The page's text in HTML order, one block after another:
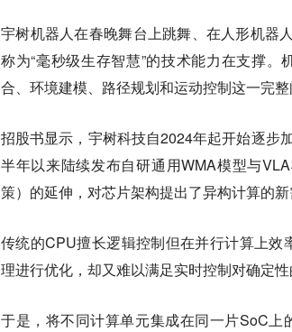
宇树机器人在春晚舞台上跳舞、在人形机器
称为“毫秒级生存智慧”的技术能力在支撑
合、环境建模、路径规划和运动控制这一完整
招股书显示，宇树科技自2024年起开始逐步
半年以来陆续发布自研通用WMA模型与
策）的延伸，对芯片架构提出了异构计算的新
传统的CPU擅长逻辑控制但在并行计算上
理进行优化，却又难以满足实时控制对确定性
于是，将不同计算单元集成在同一片SoC上